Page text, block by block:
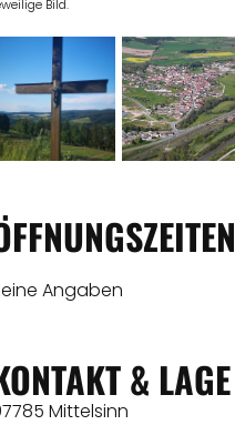
Bild.
Angaben
& LAGE
Mittelsinn